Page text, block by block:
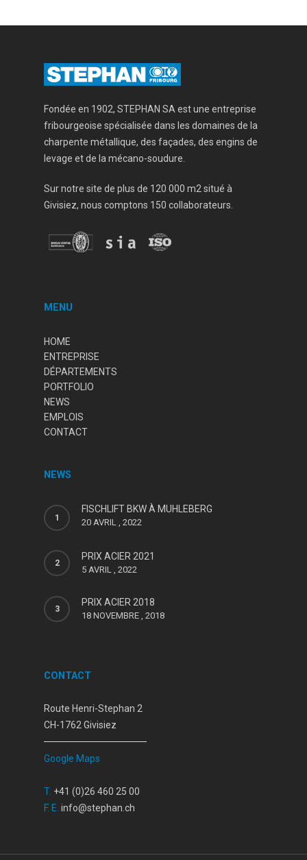
Fondée en 1902, STEPHAN SA est une entreprise
fribourgeoise spécialisée dans les domaines de la
charpente métallique, des façades, des engins de
levage et de la mécano-soudure.
Sur notre site de plus de 120 000 m2 situé à
Givisiez, nous comptons 150 collaborateurs.
MENU
HOME
ENTREPRISE
DÉPARTEMENTS
PORTFOLIO
NEWS
EMPLOIS
CONTACT
NEWS
FISCHLIFT BKW À MUHLEBERG
20 AVRIL , 2022
PRIX ACIER 2021
5 AVRIL , 2022
PRIX ACIER 2018
18 NOVEMBRE , 2018
CONTACT
Route Henri-Stephan 2
CH-1762 Givisiez
Google Maps
T. +41 (0)26 460 25 00
F. E. info@stephan.ch